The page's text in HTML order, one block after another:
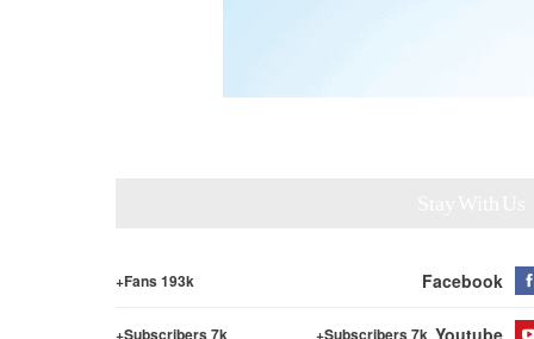
Facebook
Fans 193k+
Youtube
Subscribers 7k+
Subscribers 7k+